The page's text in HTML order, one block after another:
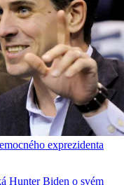
exprezidenta
Hunter Biden o svém